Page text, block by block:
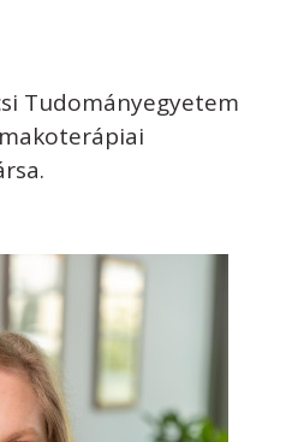
Tudományegyetem